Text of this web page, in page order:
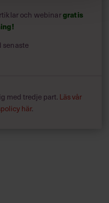
och webinargratis
senaste
med tredje part. Läs vår
här.